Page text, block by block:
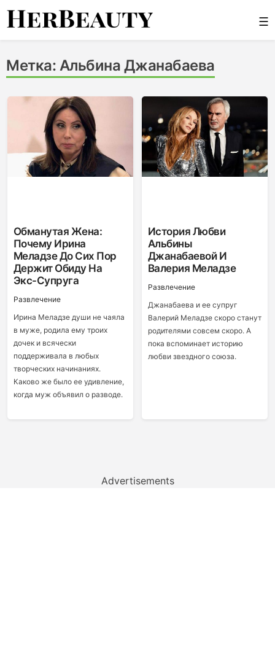
Skip
☰
Метка: Альбина Джанабаева
Обманутая Жена:
Почему Ирина
Меладзе До Сих Пор
Держит Обиду На
Экс-Супруга
Развлечение
Ирина Меладзе души не чаяла
в муже, родила ему троих
дочек и всячески
поддерживала в любых
творческих начинаниях.
Каково же было ее удивление,
когда муж объявил о разводе.
История Любви
Альбины
Джанабаевой И
Валерия Меладзе
Развлечение
Джанабаева и ее супруг
Валерий Меладзе скоро станут
родителями совсем скоро. А
пока вспоминает историю
любви звездного союза.
Advertisements